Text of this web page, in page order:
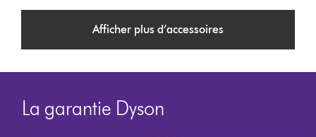
Afficher plus d’accessoires
La garantie Dyson